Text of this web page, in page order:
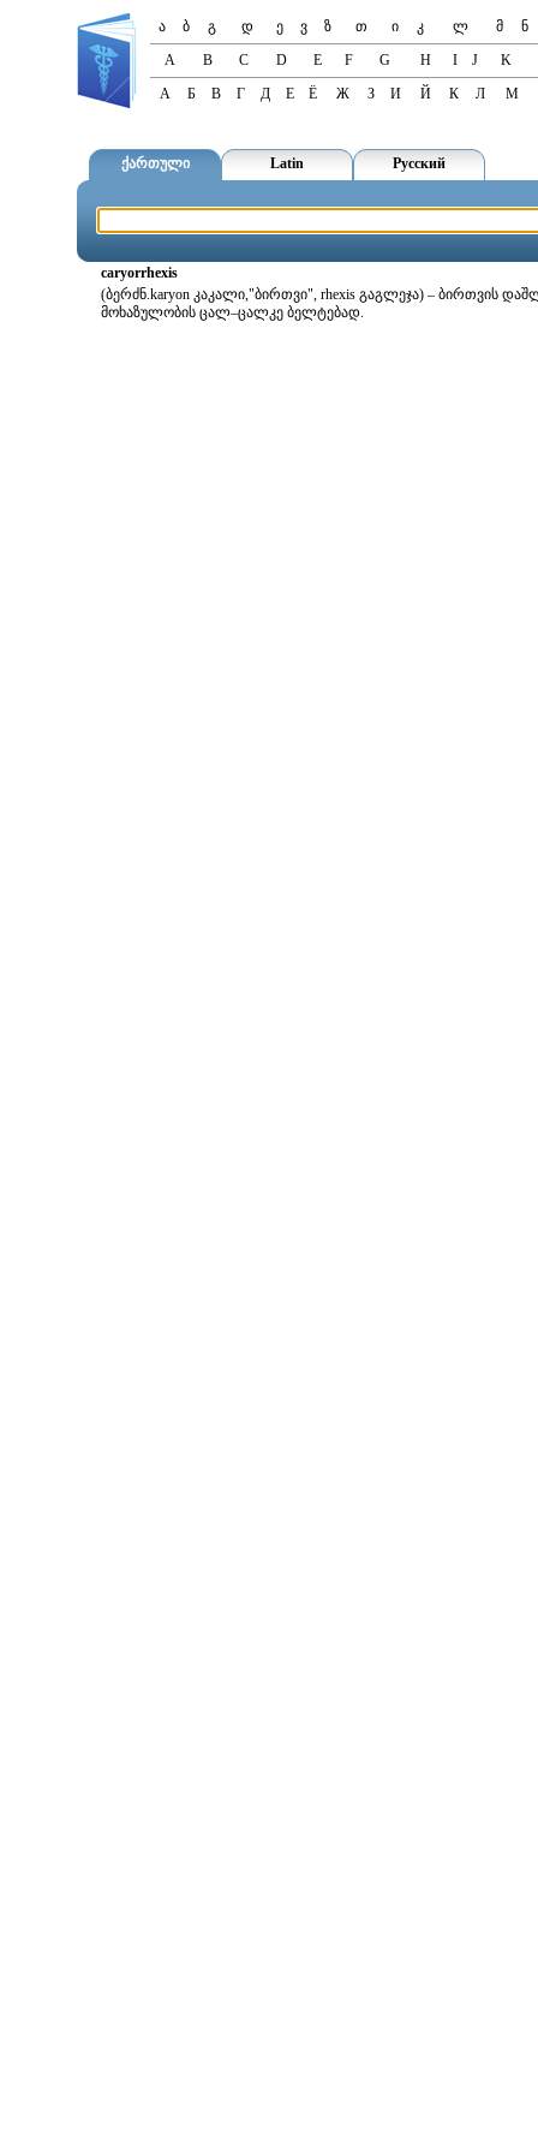
ა ბ გ დ ე ვ ზ თ ი კ ლ მ
ნ
A
B C D E F G H I J
K
А
Б В Г Д Е Ё Ж З И Й К Л М
ქართული Latin Русский
caryorrhexis
(ბერძნ.karyon კაკალი,"ბირთვი", rhexis გაგლეჯა) – ბირთვის
მოხაზულობის ცალ–ცალკე ბელტებად.